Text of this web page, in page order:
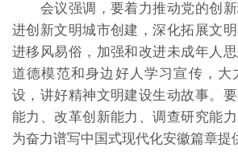
会议强调，要着力推动党的创新
进创新文明城市创建，深化拓展文
进移风易俗，加强和改进未成年人
道德模范和身边好人学习宣传，大
设，讲好精神文明建设生动故事。
能力、改革创新能力、调查研究能
为奋力谱写中国式现代化安徽篇章提